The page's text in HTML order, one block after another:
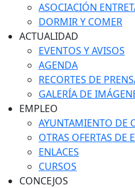
ASOCIACIÓN
DORMIR Y COMER
ACTUALIDAD
EVENTOS Y AVISOS
AGENDA
RECORTES DE
GALERÍA DE
EMPLEO
AYUNTAMIENTO DE
OTRAS OFERTAS DE
ENLACES
CURSOS
CONCEJOS